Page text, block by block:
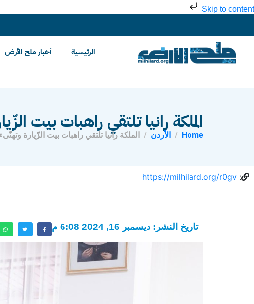
Skip to content
الرئيسية أخبار ملح الأرض
الملكة رانيا تلتقي راهبات بيت
Home الأردن الملكة رانيا تلتقي راهبات بيت الزّيارة
:
https://milhilard.org/r0gv
تاريخ النشر: ديسمبر 16, 2024 6:08 م